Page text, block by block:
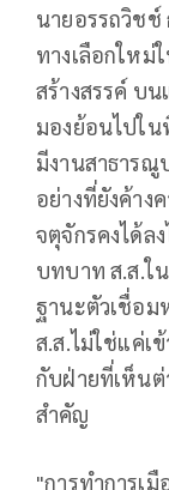
นายอรรถวิชช์
ทางเลือกใหม่
สร้างสรรค์ บ
มองย้อนไปใ
มีงานสาธาร
อย่างที่ยังค้าง
จตุจักรคงได้ล
บทบาท ส.ส.ใ
ฐานะตัวเชื่อม
ส.ส.ไม่ใช่แค่เ
กับฝ่ายที่เห็นต่
สำคัญ
"การทำการเ